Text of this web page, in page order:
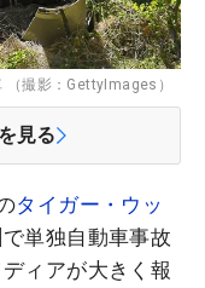
（撮影：GettyImages）
見る
タイガー・ウッ
単独自動車事故
ィアが大きく報